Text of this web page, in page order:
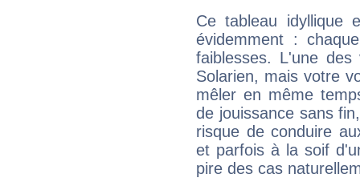
Ce tableau idyllique
évidemment :
faiblesses. L'une
Solarien, mais votre
mêler en même
de jouissance sans
risque de conduire
et parfois à la soif
pire des cas